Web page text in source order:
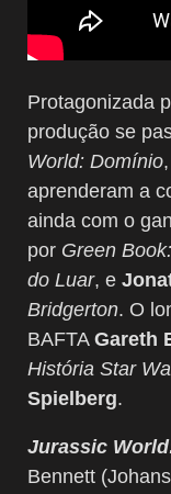
Protagonizada
produção se
World: Domínio
aprenderam a
ainda com o
por Green
do Luar, e
Bridgerton. O
BAFTA Gareth
História Star
Spielberg.
Jurassic
Bennett